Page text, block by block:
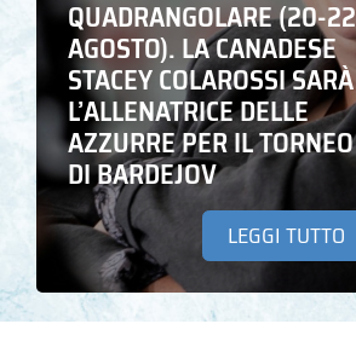
QUADRANGOLARE (20-22
AGOSTO). LA CANADESE
STACEY COLAROSSI SARÀ
L’ALLENATRICE DELLE
AZZURRE PER IL TORNEO
DI BARDEJOV
LEGGI TUTTO